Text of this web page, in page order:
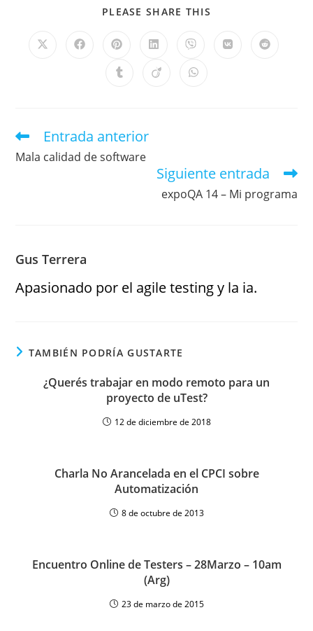
PLEASE SHARE THIS
Entrada anterior
Mala calidad de software
Siguiente entrada
expoQA 14 – Mi programa
Gus Terrera
Apasionado por el agile testing y la ia.
TAMBIÉN PODRÍA GUSTARTE
¿Querés trabajar en modo remoto para un
proyecto de uTest?
12 de diciembre de 2018
Charla No Arancelada en el CPCI sobre
Automatización
8 de octubre de 2013
Encuentro Online de Testers – 28Marzo – 10am
(Arg)
23 de marzo de 2015